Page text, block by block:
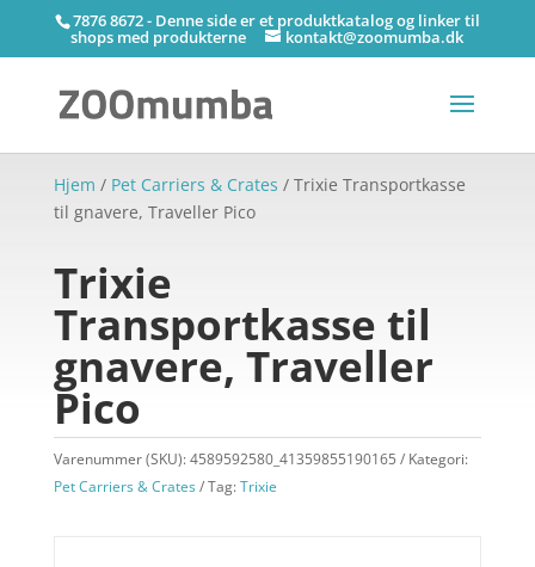
7876 8672 - Denne side er et produktkatalog og linker til
shops med produkterne kontakt@zoomumba.dk
Hjem / Pet Carriers & Crates / Trixie Transportkasse
til gnavere, Traveller Pico
Trixie
Transportkasse til
gnavere, Traveller
Pico
Varenummer (SKU):4589592580_41359855190165
Kategori:
Pet Carriers & Crates
Tag:Trixie